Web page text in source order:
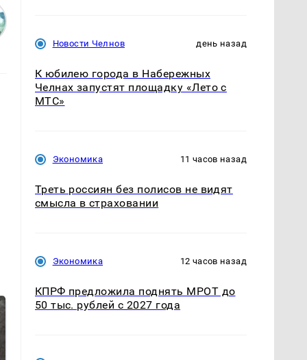
Новости Челнов день назад
К юбилею города в Набережных
Челнах запустят площадку «Лето с
МТС»
Экономика 11 часов назад
Треть россиян без полисов не видят
смысла в страховании
Экономика 12 часов назад
КПРФ предложила поднять МРОТ до
50 тыс. рублей с 2027 года